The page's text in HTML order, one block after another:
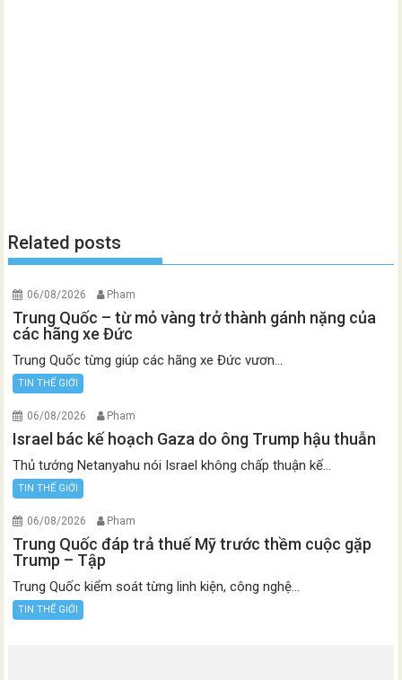
Related posts
06/08/2026 Pham
Trung Quốc – từ mỏ vàng trở thành gánh nặng của
các hãng xe Đức
Trung Quốc từng giúp các hãng xe Đức vươn...
TIN THẾ GIỚI
06/08/2026 Pham
Israel bác kế hoạch Gaza do ông Trump hậu thuẫn
Thủ tướng Netanyahu nói Israel không chấp thuận kế...
TIN THẾ GIỚI
06/08/2026 Pham
Trung Quốc đáp trả thuế Mỹ trước thềm cuộc gặp
Trump – Tập
Trung Quốc kiểm soát từng linh kiện, công nghệ...
TIN THẾ GIỚI